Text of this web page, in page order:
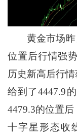
黄金市场昨
位置后行情强
历史新高后行
给到了4447.9
4479.3的位置
十字星形态收